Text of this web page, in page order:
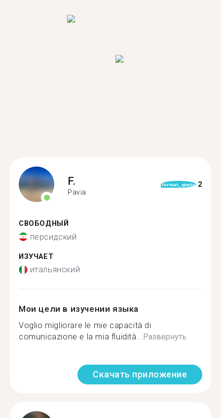
F.
Pavia
format_quote 2
СВОБОДНЫЙ
персидский
ИЗУЧАЕТ
итальянский
Мои цели в изучении языка
Voglio migliorare le mie capacità di
comunicazione e la mia fluidità...Развернуть
Скачать приложение